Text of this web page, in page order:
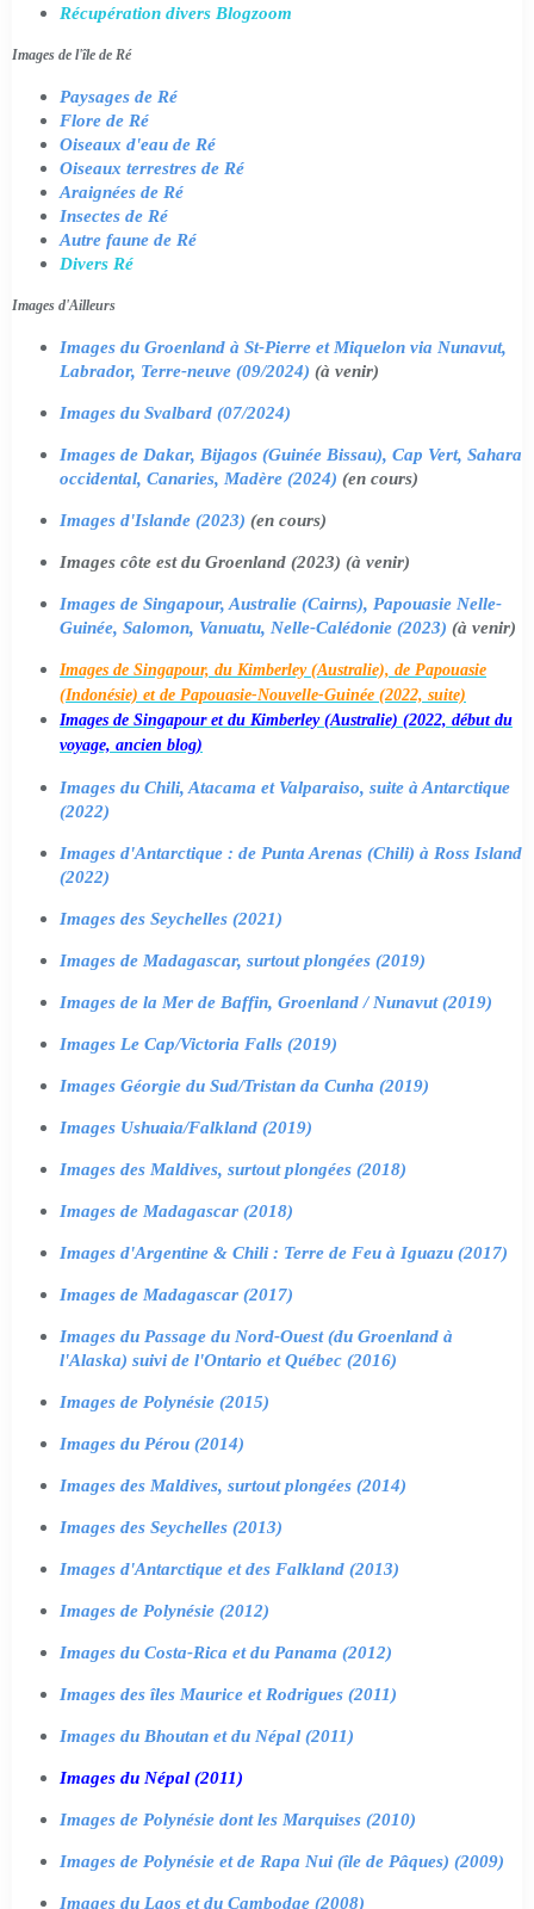
Récupération divers Blogzoom
Images de l'île de Ré
Paysages de Ré
Flore de Ré
Oiseaux d'eau de Ré
Oiseaux terrestres de Ré
Araignées de Ré
Insectes de Ré
Autre faune de Ré
Divers Ré
Images d'Ailleurs
Images du Groenland à St-Pierre et Miquelon via Nunavut,
Labrador, Terre-neuve (09/2024) (à venir)
Images du Svalbard (07/2024)
Images de Dakar, Bijagos (Guinée Bissau), Cap Vert, Sahara
occidental, Canaries, Madère (2024) (en cours)
Images d'Islande (2023) (en cours)
Images côte est du Groenland (2023) (à venir)
Images de Singapour, Australie (Cairns), Papouasie Nelle-
Guinée, Salomon, Vanuatu, Nelle-Calédonie (2023) (à venir)
Images de Singapour, du Kimberley (Australie), de Papouasie
(Indonésie) et de Papouasie-Nouvelle-Guinée (2022, suite)
Images de Singapour et du Kimberley (Australie) (2022, début du
voyage, ancien blog)
Images du Chili, Atacama et Valparaiso, suite à Antarctique
(2022)
Images d'Antarctique : de Punta Arenas (Chili) à Ross Island
(2022)
Images des Seychelles (2021)
Images de Madagascar, surtout plongées (2019)
Images de la Mer de Baffin, Groenland / Nunavut (2019)
Images Le Cap/Victoria Falls (2019)
Images Géorgie du Sud/Tristan da Cunha (2019)
Images Ushuaia/Falkland (2019)
Images des Maldives, surtout plongées (2018)
Images de Madagascar (2018)
Images d'Argentine & Chili : Terre de Feu à Iguazu (2017)
Images de Madagascar (2017)
Images du Passage du Nord-Ouest (du Groenland à
l'Alaska) suivi de l'Ontario et Québec (2016)
Images de Polynésie (2015)
Images du Pérou (2014)
Images des Maldives, surtout plongées (2014)
Images des Seychelles (2013)
Images d'Antarctique et des Falkland (2013)
Images de Polynésie (2012)
Images du Costa-Rica et du Panama (2012)
Images des îles Maurice et Rodrigues (2011)
Images du Bhoutan et du Népal (2011)
Images du Népal (2011)
Images de Polynésie dont les Marquises (2010)
Images de Polynésie et de Rapa Nui (île de Pâques) (2009)
Images du Laos et du Cambodge (2008)